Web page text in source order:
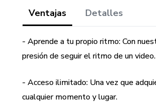
consultar
Ventajas Detalles
- Aprende a tu propio ritmo: Con
presión de seguir el ritmo de un video.
- Acceso ilimitado: Una vez que
cualquier momento y lugar.